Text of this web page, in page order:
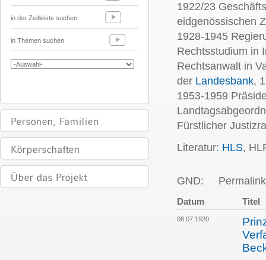
in der Zeitleiste suchen
in Themen suchen
1922/23
eidgenössischen
1928-1945
Rechtsstudium in
Rechtsanwalt in
der Landesbank,
1953-1959
Fürstlicher
Literatur: HLS,
GND:
Datum Titel
08.07.1920